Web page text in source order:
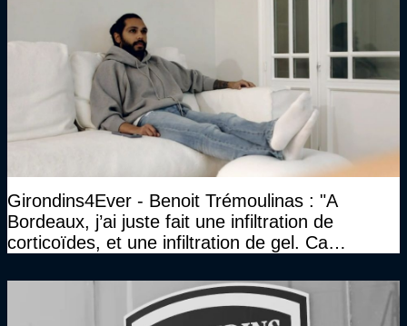
Girondins4Ever - Benoit Trémoulinas : "A
Bordeaux, j’ai juste fait une infiltration de
corticoïdes, et une infiltration de gel. Ca